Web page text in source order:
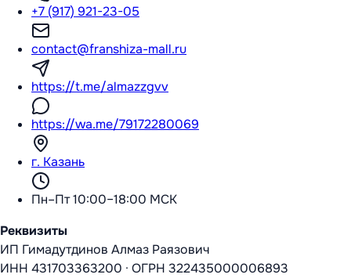
+7 (917) 921-23-05
contact@franshiza-mall.ru
https://t.me/almazzgvv
https://wa.me/79172280069
г. Казань
Пн–Пт 10:00–18:00 МСК
Реквизиты
ИП Гимадутдинов Алмаз Раязович
ИНН 431703363200 · ОГРН 322435000006893